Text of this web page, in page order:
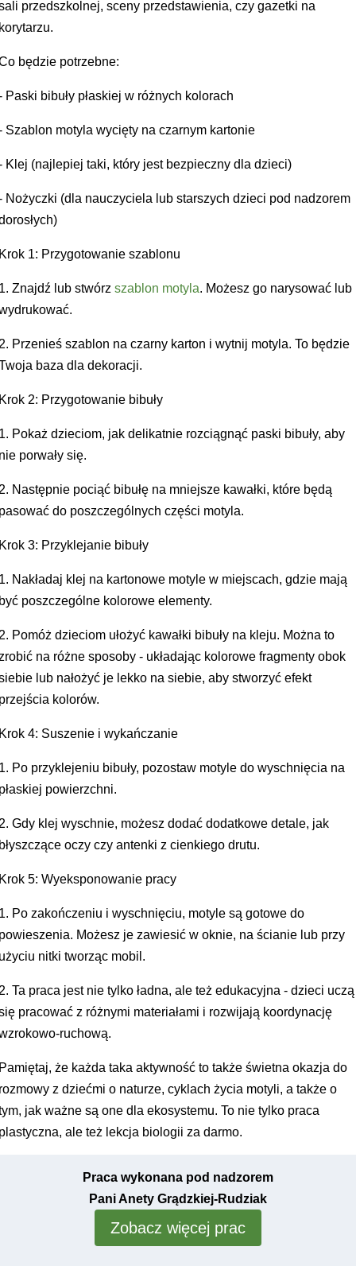
przedszkolnej, sceny przedstawienia, czy gazetki na
będzie potrzebne:
Paski bibuły płaskiej w różnych kolorach
Szablon motyla wycięty na czarnym kartonie
Klej (najlepiej taki, który jest bezpieczny dla dzieci)
Nożyczki (dla nauczyciela lub starszych dzieci pod nadzorem
1: Przygotowanie szablonu
Znajdź lub stwórzszablon motyla. Możesz go narysować lub
Przenieś szablon na czarny karton i wytnij motyla. To będzie
baza dla dekoracji.
2: Przygotowanie bibuły
Pokaż dzieciom, jak delikatnie rozciągnąć paski bibuły, aby
porwały się.
Następnie pociąć bibułę na mniejsze kawałki, które będą
do poszczególnych części motyla.
3: Przyklejanie bibuły
Nakładaj klej na kartonowe motyle w miejscach, gdzie mają
poszczególne kolorowe elementy.
Pomóż dzieciom ułożyć kawałki bibuły na kleju. Można to
na różne sposoby - układając kolorowe fragmenty obok
lub nałożyć je lekko na siebie, aby stworzyć efekt
kolorów.
4: Suszenie i wykańczanie
Po przyklejeniu bibuły, pozostaw motyle do wyschnięcia na
powierzchni.
Gdy klej wyschnie, możesz dodać dodatkowe detale, jak
oczy czy antenki z cienkiego drutu.
5: Wyeksponowanie pracy
Po zakończeniu i wyschnięciu, motyle są gotowe do
Możesz je zawiesić w oknie, na ścianie lub przy
nitki tworząc mobil.
Ta praca jest nie tylko ładna, ale też edukacyjna - dzieci uczą
pracować z różnymi materiałami i rozwijają koordynację
ruchową.
że każda taka aktywność to także świetna okazja do
z dziećmi o naturze, cyklach życia motyli, a także o
jak ważne są one dla ekosystemu. To nie tylko praca
ale też lekcja biologii za darmo.
Praca wykonana pod nadzorem
Pani Anety Grądzkiej-Rudziak
Zobacz więcej prac